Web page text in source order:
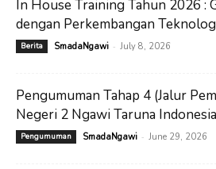
In House Training Tahun 2026 :
dengan Perkembangan
Berita SmadaNgawi - July 8, 2026
Pengumuman Tahap 4 (Jalur
Negeri 2 Ngawi Taruna
Pengumuman SmadaNgawi - June 29, 2026